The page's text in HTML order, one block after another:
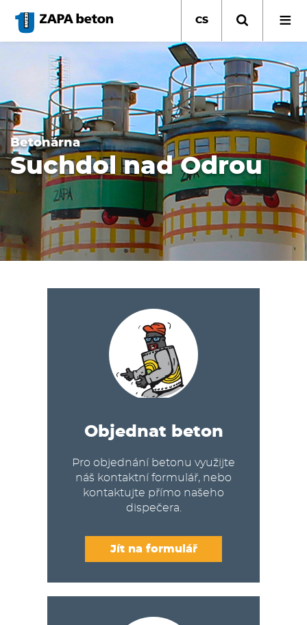
hlavnímu
obsahu
CS
Betonárna
Suchdol nad Odrou
Objednat beton
Pro objednání betonu využijte
náš kontaktní formulář, nebo
kontaktujte přímo našeho
dispečera.
Jít na formulář